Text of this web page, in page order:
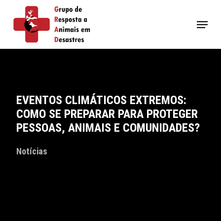
main
Menu
EVENTOS CLIMÁTICOS EXTREMOS:
COMO SE PREPARAR PARA PROTEGER
PESSOAS, ANIMAIS E COMUNIDADES?
Notícias